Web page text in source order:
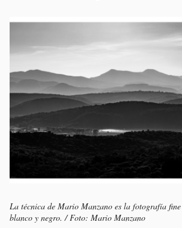
La técnica de Mario Manzano es la fotografía
blanco y negro. / Foto: Mario Manzano